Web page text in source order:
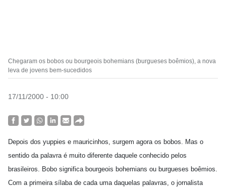
Chegaram os bobos ou bourgeois bohemians (burgueses boêmios), a nova
leva de jovens bem-sucedidos
17/11/2000 - 10:00
Depois dos yuppies e mauricinhos, surgem agora os bobos. Mas o
sentido da palavra é muito diferente daquele conhecido pelos
brasileiros. Bobo significa bourgeois bohemians ou burgueses boêmios.
Com a primeira sílaba de cada uma daquelas palavras, o jornalista